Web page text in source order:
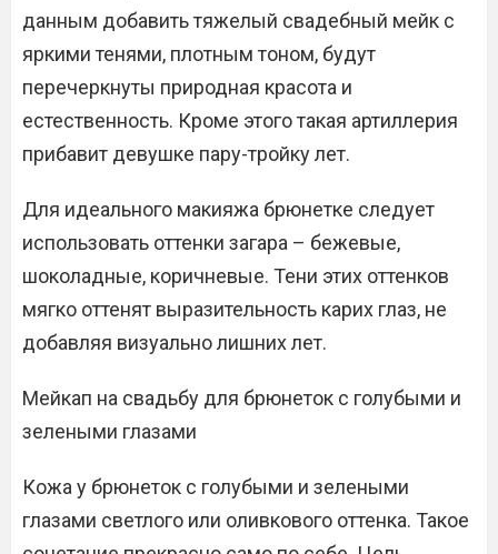
данным добавить тяжелый свадебный мейк с
яркими тенями, плотным тоном, будут
перечеркнуты природная красота и
естественность. Кроме этого такая артиллерия
прибавит девушке пару-тройку лет.
Для идеального макияжа брюнетке следует
использовать оттенки загара – бежевые,
шоколадные, коричневые. Тени этих оттенков
мягко оттенят выразительность карих глаз, не
добавляя визуально лишних лет.
Мейкап на свадьбу для брюнеток с голубыми и
зелеными глазами
Кожа у брюнеток с голубыми и зелеными
глазами светлого или оливкового оттенка. Такое